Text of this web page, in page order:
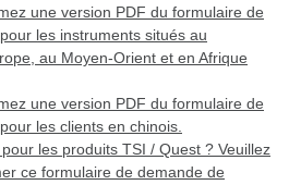
une version PDF du formulaire de
les instruments situés au
au Moyen-Orient et en Afrique
une version PDF du formulaire de
les clients en chinois.
les produits TSI / Quest ? Veuillez
ce formulaire de demande de